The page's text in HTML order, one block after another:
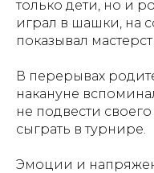
только дети, но и
играл в шашки, на
показывал
В перерывах
накануне
не подвести
сыграть в турнире.
Эмоции и